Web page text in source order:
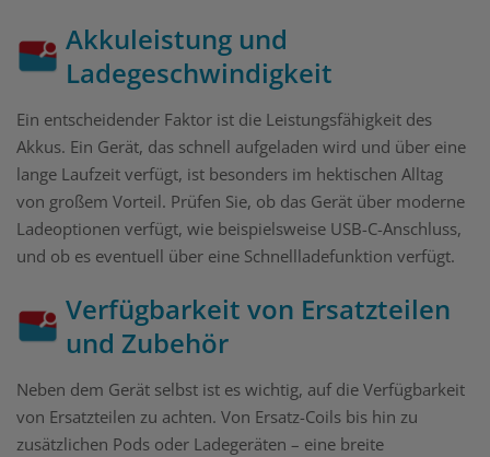
Akkuleistung und
Ladegeschwindigkeit
Ein entscheidender Faktor ist die Leistungsfähigkeit des
Akkus. Ein Gerät, das schnell aufgeladen wird und über eine
lange Laufzeit verfügt, ist besonders im hektischen Alltag
von großem Vorteil. Prüfen Sie, ob das Gerät über moderne
Ladeoptionen verfügt, wie beispielsweise USB-C-Anschluss,
und ob es eventuell über eine Schnellladefunktion verfügt.
Verfügbarkeit von Ersatzteilen
und Zubehör
Neben dem Gerät selbst ist es wichtig, auf die Verfügbarkeit
von Ersatzteilen zu achten. Von Ersatz-Coils bis hin zu
zusätzlichen Pods oder Ladegeräten – eine breite